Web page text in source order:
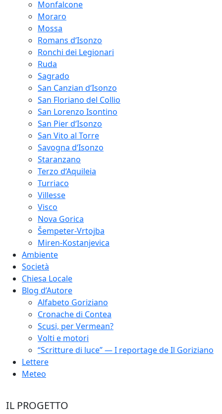
Monfalcone
Moraro
Mossa
Romans d‘Isonzo
Ronchi dei Legionari
Ruda
Sagrado
San Canzian d‘Isonzo
San Floriano del Collio
San Lorenzo Isontino
San Pier d‘Isonzo
San Vito al Torre
Savogna d‘Isonzo
Staranzano
Terzo d‘Aquileia
Turriaco
Villesse
Visco
Nova Gorica
Šempeter-Vrtojba
Miren-Kostanjevica
Ambiente
Società
Chiesa Locale
Blog d’Autore
Alfabeto Goriziano
Cronache di Contea
Scusi, per Vermean?
Volti e motori
“Scritture di luce” — I reportage de Il Goriziano
Lettere
Meteo
IL PROGETTO